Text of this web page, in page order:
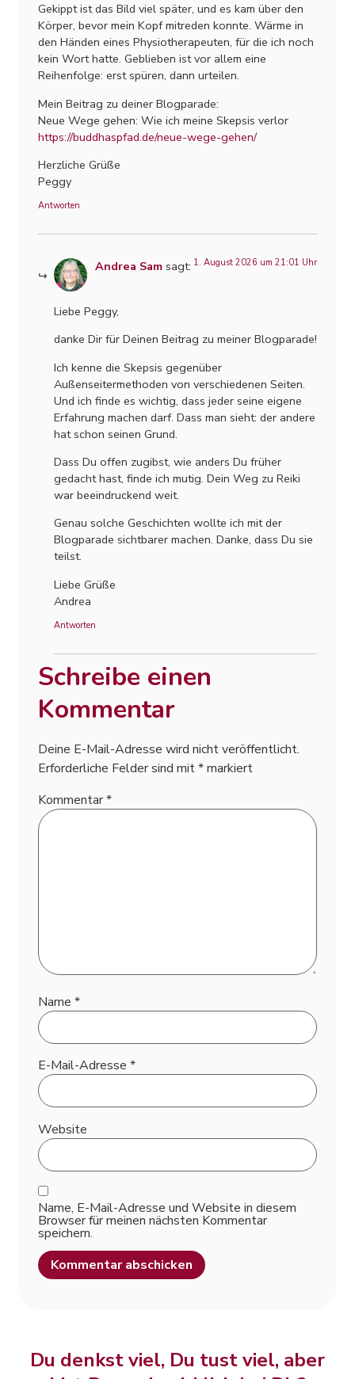
Gekippt ist das Bild viel später, und es kam über den
Körper, bevor mein Kopf mitreden konnte. Wärme in
den Händen eines Physiotherapeuten, für die ich noch
kein Wort hatte. Geblieben ist vor allem eine
Reihenfolge: erst spüren, dann urteilen.
Mein Beitrag zu deiner Blogparade:
Neue Wege gehen: Wie ich meine Skepsis verlor
https://buddhaspfad.de/neue-wege-gehen/
Herzliche Grüße
Peggy
Antworten
Andrea Sam sagt: 1. August 2026 um 21:01 Uhr
Liebe Peggy,
danke Dir für Deinen Beitrag zu meiner Blogparade!
Ich kenne die Skepsis gegenüber
Außenseitermethoden von verschiedenen Seiten.
Und ich finde es wichtig, dass jeder seine eigene
Erfahrung machen darf. Dass man sieht: der andere
hat schon seinen Grund.
Dass Du offen zugibst, wie anders Du früher
gedacht hast, finde ich mutig. Dein Weg zu Reiki
war beeindruckend weit.
Genau solche Geschichten wollte ich mit der
Blogparade sichtbarer machen. Danke, dass Du sie
teilst.
Liebe Grüße
Andrea
Antworten
Schreibe einen
Kommentar
Deine E-Mail-Adresse wird nicht veröffentlicht.
Erforderliche Felder sind mit*markiert
Kommentar*
Name *
E-Mail-Adresse *
Website
Name, E-Mail-Adresse und Website in diesem
Browser für meinen nächsten Kommentar
speichern.
Du denkst viel, Du tust viel, aber